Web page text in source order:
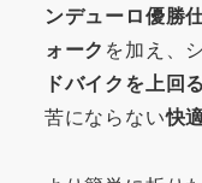
ンデューロ優勝
ォーク を加え、
ドバイクを上回
苦にならない快